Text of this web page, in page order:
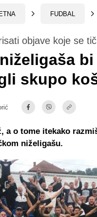
FUDBAL
objave koje se
skupo
a o tome itekako
niželigašu.